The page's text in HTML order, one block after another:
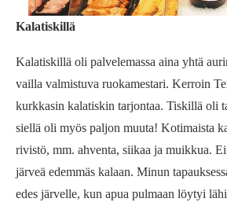
Kalatiskillä
Kalatiskillä oli palvelemassa aina yhtä
vailla valmistuva ruokamestari. Kerroin
kurkkasin kalatiskin tarjontaa. Tiskillä oli
siellä oli myös paljon muuta! Kotimaista
rivistö, mm. ahventa, siikaa ja muikkua.
järveä edemmäs kalaan. Minun
edes järvelle, kun apua pulmaan löytyi